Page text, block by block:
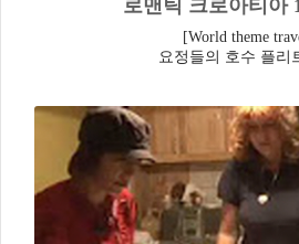
로맨틱 크로아티아
[World theme
요정들의 호수 플리